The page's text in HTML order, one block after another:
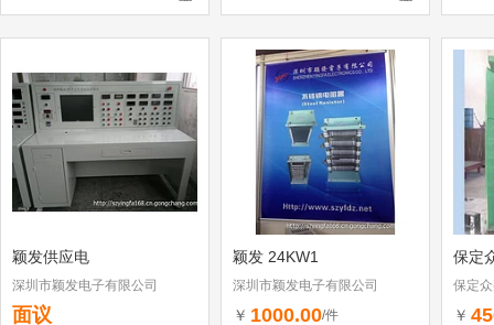
颖发供应电
深圳市颖发电子有限公司
面议
颖发 24KW1
深圳市颖发电子有限公司
￥ 1000.00/件
保定
保定
￥